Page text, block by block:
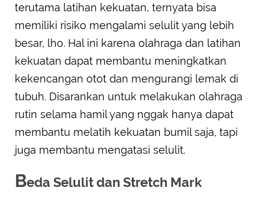
terutama latihan kekuatan, ternyata bisa
memiliki risiko mengalami selulit yang lebih
besar, lho. Hal ini karena olahraga dan latihan
kekuatan dapat membantu meningkatkan
kekencangan otot dan mengurangi lemak di
tubuh. Disarankan untuk melakukan olahraga
rutin selama hamil yang nggak hanya dapat
membantu melatih kekuatan bumil saja, tapi
juga membantu mengatasi selulit.
Beda Selulit dan Stretch Mark